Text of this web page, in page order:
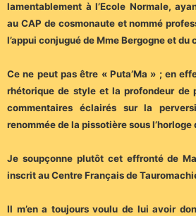
lamentablement à l’Ecole Normale,
au CAP de cosmonaute et nommé
l’appui conjugué de Mme Bergogne et du
Ce ne peut pas être « Puta’Ma » ; en
rhétorique de style et la profondeur de
commentaires éclairés sur la
renommée de la pissotière sous l’horloge
Je soupçonne plutôt cet effronté de
inscrit au Centre Français de
Il m’en a toujours voulu de lui avoir